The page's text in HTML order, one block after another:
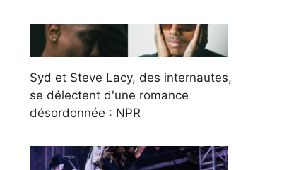
Syd et Steve Lacy, des internautes,
se délectent d'une romance
désordonnée : NPR